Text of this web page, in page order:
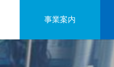
事業案内